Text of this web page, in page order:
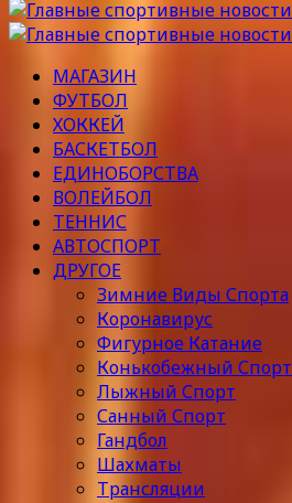
МАГАЗИН
ФУТБОЛ
ХОККЕЙ
БАСКЕТБОЛ
ЕДИНОБОРСТВА
ВОЛЕЙБОЛ
ТЕННИС
АВТОСПОРТ
ДРУГОЕ
Зимние Виды Спорта
Коронавирус
Фигурное Катание
Конькобежный Спорт
Лыжный Спорт
Санный Спорт
Гандбол
Шахматы
Трансляции